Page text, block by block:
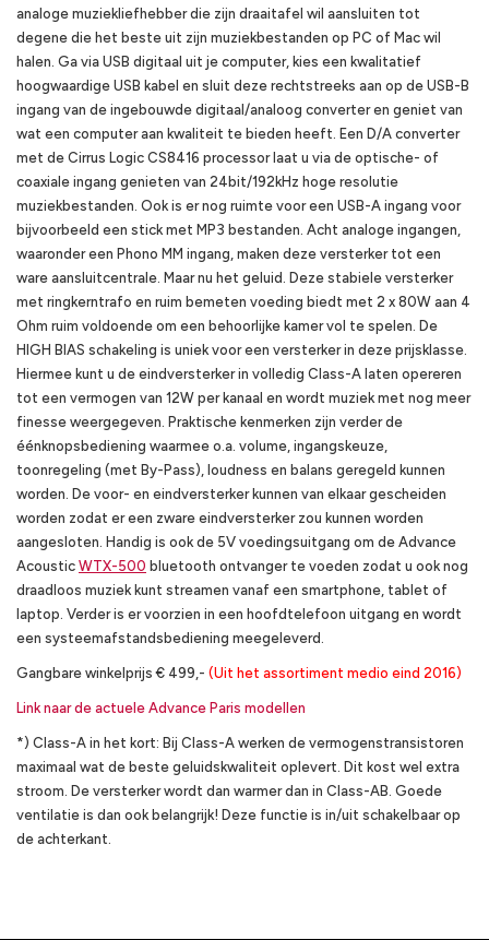
analoge muziekliefhebber die zijn draaitafel wil aansluiten tot
degene die het beste uit zijn muziekbestanden op PC of Mac wil
halen. Ga via USB digitaal uit je computer, kies een kwalitatief
hoogwaardige USB kabel en sluit deze rechtstreeks aan op de USB-B
ingang van de ingebouwde digitaal/analoog converter en geniet van
wat een computer aan kwaliteit te bieden heeft. Een D/A converter
met de Cirrus Logic CS8416 processor laat u via de optische- of
coaxiale ingang genieten van 24bit/192kHz hoge resolutie
muziekbestanden. Ook is er nog ruimte voor een USB-A ingang voor
bijvoorbeeld een stick met MP3 bestanden. Acht analoge ingangen,
waaronder een Phono MM ingang, maken deze versterker tot een
ware aansluitcentrale. Maar nu het geluid. Deze stabiele versterker
met ringkerntrafo en ruim bemeten voeding biedt met 2 x 80W aan 4
Ohm ruim voldoende om een behoorlijke kamer vol te spelen. De
HIGH BIAS schakeling is uniek voor een versterker in deze prijsklasse.
Hiermee kunt u de eindversterker in volledig Class-A laten opereren
tot een vermogen van 12W per kanaal en wordt muziek met nog meer
finesse weergegeven. Praktische kenmerken zijn verder de
éénknopsbediening waarmee o.a. volume, ingangskeuze,
toonregeling (met By-Pass), loudness en balans geregeld kunnen
worden. De voor- en eindversterker kunnen van elkaar gescheiden
worden zodat er een zware eindversterker zou kunnen worden
aangesloten. Handig is ook de 5V voedingsuitgang om de Advance
Acoustic WTX-500 bluetooth ontvanger te voeden zodat u ook nog
draadloos muziek kunt streamen vanaf een smartphone, tablet of
laptop. Verder is er voorzien in een hoofdtelefoon uitgang en wordt
een systeemafstandsbediening meegeleverd.
Gangbare winkelprijs € 499,- (Uit het assortiment medio eind 2016)
Link naar de actuele Advance Paris modellen
*) Class-A in het kort: Bij Class-A werken de vermogenstransistoren
maximaal wat de beste geluidskwaliteit oplevert. Dit kost wel extra
stroom. De versterker wordt dan warmer dan in Class-AB. Goede
ventilatie is dan ook belangrijk! Deze functie is in/uit schakelbaar op
de achterkant.